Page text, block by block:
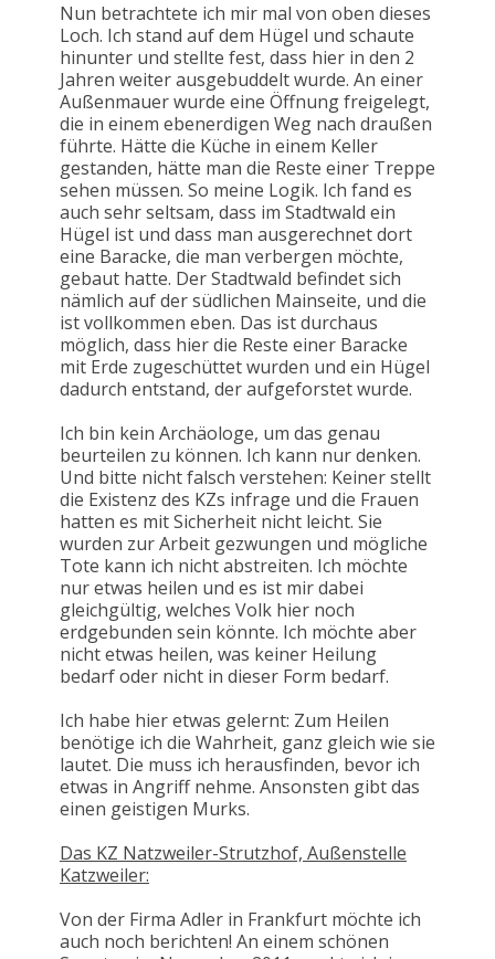
Nun betrachtete ich mir mal von oben dieses
Loch. Ich stand auf dem Hügel und schaute
hinunter und stellte fest, dass hier in den 2
Jahren weiter ausgebuddelt wurde. An einer
Außenmauer wurde eine Öffnung freigelegt,
die in einem ebenerdigen Weg nach draußen
führte. Hätte die Küche in einem Keller
gestanden, hätte man die Reste einer Treppe
sehen müssen. So meine Logik. Ich fand es
auch sehr seltsam, dass im Stadtwald ein
Hügel ist und dass man ausgerechnet dort
eine Baracke, die man verbergen möchte,
gebaut hatte. Der Stadtwald befindet sich
nämlich auf der südlichen Mainseite, und die
ist vollkommen eben. Das ist durchaus
möglich, dass hier die Reste einer Baracke
mit Erde zugeschüttet wurden und ein Hügel
dadurch entstand, der aufgeforstet wurde.
Ich bin kein Archäologe, um das genau
beurteilen zu können. Ich kann nur denken.
Und bitte nicht falsch verstehen: Keiner stellt
die Existenz des KZs infrage und die Frauen
hatten es mit Sicherheit nicht leicht. Sie
wurden zur Arbeit gezwungen und mögliche
Tote kann ich nicht abstreiten. Ich möchte
nur etwas heilen und es ist mir dabei
gleichgültig, welches Volk hier noch
erdgebunden sein könnte. Ich möchte aber
nicht etwas heilen, was keiner Heilung
bedarf oder nicht in dieser Form bedarf.
Ich habe hier etwas gelernt: Zum Heilen
benötige ich die Wahrheit, ganz gleich wie sie
lautet. Die muss ich herausfinden, bevor ich
etwas in Angriff nehme. Ansonsten gibt das
einen geistigen Murks.
Das KZ Natzweiler-Strutzhof, Außenstelle
Katzweiler:
Von der Firma Adler in Frankfurt möchte ich
auch noch berichten! An einem schönen